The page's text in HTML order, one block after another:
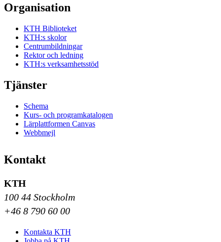
Organisation
KTH Biblioteket
KTH:s skolor
Centrumbildningar
Rektor och ledning
KTH:s verksamhetsstöd
Tjänster
Schema
Kurs- och programkatalogen
Lärplattformen Canvas
Webbmejl
Kontakt
KTH
100 44 Stockholm
+46 8 790 60 00
Kontakta KTH